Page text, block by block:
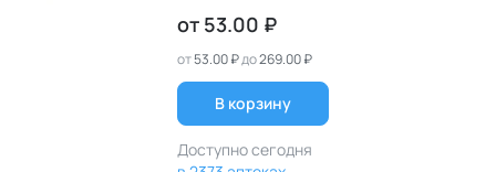
от 53.00 ₽
от53.00 ₽до269.00 ₽
В корзину
Доступно сегодня